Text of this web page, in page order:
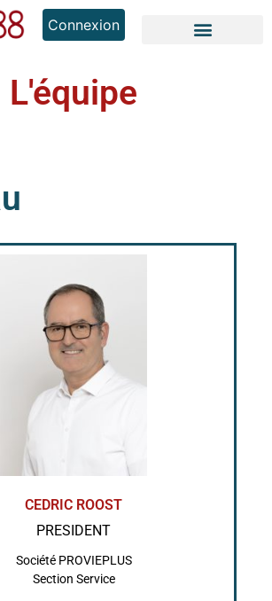
Connexion
L'équipe
CEDRIC ROOST
PRESIDENT
Société PROVIEPLUS
Section Service